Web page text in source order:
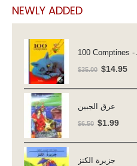
NEWLY ADDED
100 Comptines
$35.00 Original
$35.00.
$14.95
عرق الجبين
$6.50 Original
$6.50.
$1.99
جزيرة الكنز